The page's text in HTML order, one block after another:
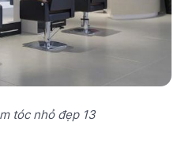
tóc nhỏ đẹp 13